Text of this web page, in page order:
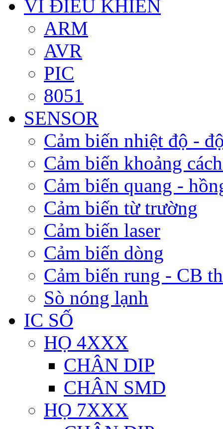
VI ĐIỀU KHIỂN
ARM
AVR
PIC
8051
SENSOR
Cảm biến nhiệt độ -
Cảm biến khoảng
Cảm biến quang -
Cảm biến từ trường
Cảm biến laser
Cảm biến dòng
Cảm biến rung - CB
Sò nóng lạnh
IC SỐ
HỌ 4XXX
CHÂN DIP
CHÂN SMD
HỌ 7XXX